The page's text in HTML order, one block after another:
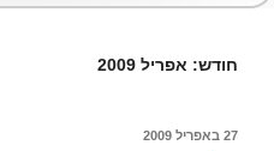
חודש: אפריל 2009
פורסם
27 באפריל 2009